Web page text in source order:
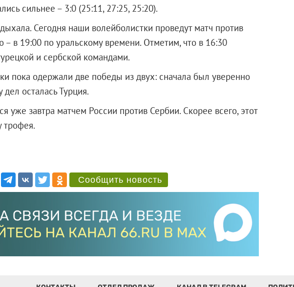
сильнее – 3:0 (25:11, 27:25, 25:20).
Сегодня наши волейболистки проведут матч против
– в 19:00 по уральскому времени. Отметим, что в 16:30
и сербской командами.
пока одержали две победы из двух: сначала был уверенно
дел осталась Турция.
уже завтра матчем России против Сербии. Скорее всего, этот
трофея.
Сообщить новость